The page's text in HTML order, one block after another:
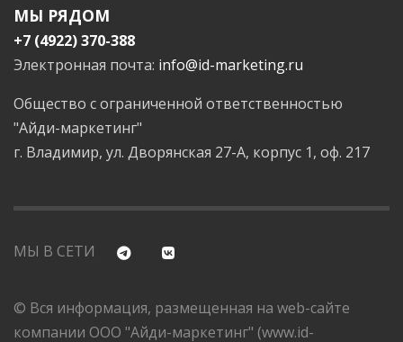
МЫ РЯДОМ
+7 (4922) 370-388
Электронная почта: info@id-marketing.ru
Общество с ограниченной ответственностью
"Айди-маркетинг"
г. Владимир, ул. Дворянская 27-А, корпус 1, оф. 217
МЫ В СЕТИ
© Вся информация, размещенная на web-сайте
компании ООО "Айди-маркетинг" (www.id-